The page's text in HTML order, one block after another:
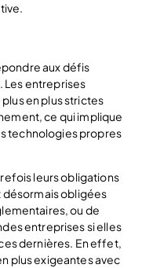
aux défis
Les entreprises
en plus strictes
ce qui implique
technologies propres
leurs obligations
désormais obligées
ou de
entreprises si elles
dernières. En effet,
plus exigeantes avec